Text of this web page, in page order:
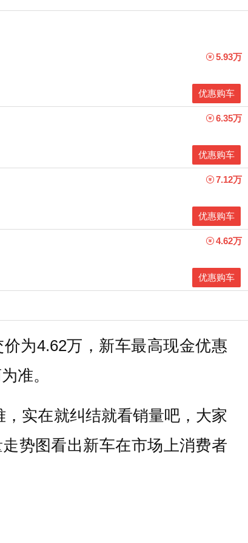
5.93万
优惠购车
6.35万
优惠购车
7.12万
优惠购车
4.62万
优惠购车
为4.62万，新车最高现金优惠
准。
实在就纠结就看销量吧，大家
势图看出新车在市场上消费者